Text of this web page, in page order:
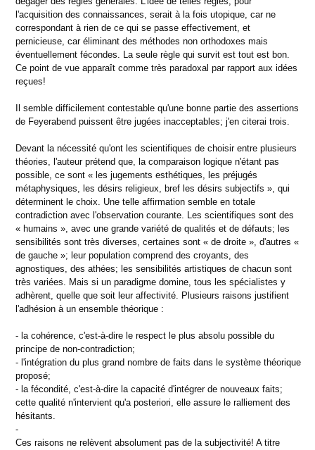
l'acquisition des connaissances, serait à la fois utopique, car ne
correspondant à rien de ce qui se passe effectivement, et
pernicieuse, car éliminant des méthodes non orthodoxes mais
éventuellement fécondes. La seule règle qui survit est tout est bon.
Ce point de vue apparaît comme très paradoxal par rapport aux idées
reçues!
Il semble difficilement contestable qu'une bonne partie des assertions
de Feyerabend puissent être jugées inacceptables; j'en citerai trois.
Devant la nécessité qu'ont les scientifiques de choisir entre plusieurs
théories, l'auteur prétend que, la comparaison logique n'étant pas
possible, ce sont « les jugements esthétiques, les préjugés
métaphysiques, les désirs religieux, bref les désirs subjectifs », qui
déterminent le choix. Une telle affirmation semble en totale
contradiction avec l'observation courante. Les scientifiques sont des
« humains », avec une grande variété de qualités et de défauts; les
sensibilités sont très diverses, certaines sont « de droite », d'autres «
de gauche »; leur population comprend des croyants, des
agnostiques, des athées; les sensibilités artistiques de chacun sont
très variées. Mais si un paradigme domine, tous les spécialistes y
adhèrent, quelle que soit leur affectivité. Plusieurs raisons justifient
l'adhésion à un ensemble théorique :
- la cohérence, c'est-à-dire le respect le plus absolu possible du
principe de non-contradiction;
- l'intégration du plus grand nombre de faits dans le système théorique
proposé;
- la fécondité, c'est-à-dire la capacité d'intégrer de nouveaux faits;
cette qualité n'intervient qu'a posteriori, elle assure le ralliement des
hésitants.
-
Ces raisons ne relèvent absolument pas de la subjectivité! A titre